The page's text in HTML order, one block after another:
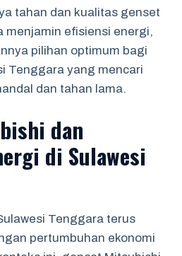
tahan dan kualitas genset
menjamin efisiensi energi,
pilihan optimum bagi
Tenggara yang mencari
dan tahan lama.
dan
di Sulawesi
Tenggara terus
pertumbuhan ekonomi